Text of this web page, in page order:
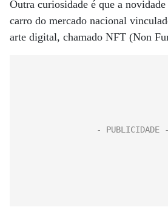
Outra curiosidade é que a
carro do mercado nacional
arte digital, chamado NFT (Non